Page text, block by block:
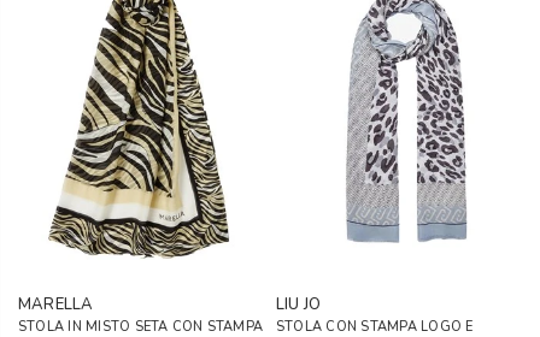
MARELLA
STOLA IN MISTO SETA CON STAMPA
LIU JO
STOLA CON STAMPA LOGO E